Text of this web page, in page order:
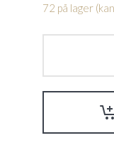
72 på lager
A),